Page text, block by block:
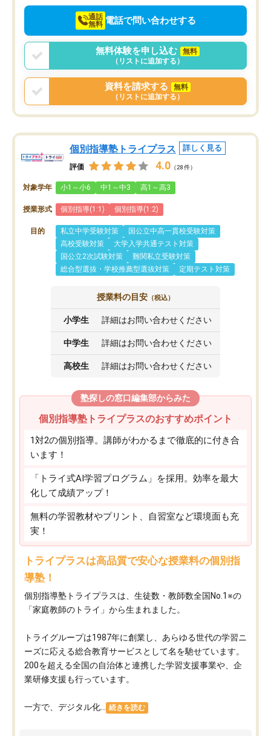
通話
無料 電話で問い合わせする
無料体験を申し込む
無料
（リストに追加する）
資料を請求する
無料
（リストに追加する）
個別指導塾トライプラス 詳しく見る
評価 4.0 （28件）
対象学年 小1～小6 中1～中3 高1～高3
授業形式 個別指導(1:1) 個別指導(1:2)
目的 私立中学受験対策
国公立中高一貫校受験対策
高校受験対策
大学入学共通テスト対策
国公立2次試験対策
難関私立受験対策
総合型選抜・学校推薦型選抜対策
定期テスト対策
授業料の目安 （税込）
小学生 詳細はお問い合わせください
中学生 詳細はお問い合わせください
高校生 詳細はお問い合わせください
塾探しの窓口編集部からみた
個別指導塾トライプラスのおすすめポイント
1対2の個別指導。講師がわかるまで徹底的に付き合
います！
「トライ式AI学習プログラム」を採用。効率を最大
化して成績アップ！
無料の学習教材やプリント、自習室など環境面も充
実！
トライプラスは高品質で安心な授業料の個別指
導塾！
個別指導塾トライプラスは、生徒数・教師数全国No.1※の
「家庭教師のトライ」から生まれました。
トライグループは1987年に創業し、あらゆる世代の学習ニ
ーズに応える総合教育サービスとして名を馳せています。
200を超える全国の自治体と連携した学習支援事業や、企
業研修支援も行っています。
一方で、デジタル化... 続きを読む